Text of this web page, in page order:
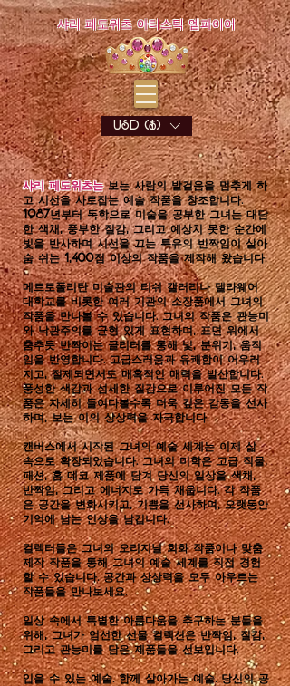
샤리 페도위츠 아티스틱 엠파이어
USD ($)
샤리 페도위츠는보는 사람의 발걸음을 멈추게 하
고 시선을 사로잡는 예술 작품을 창조합니다.
1987년부터 독학으로 미술을 공부한 그녀는 대담
한 색채, 풍부한 질감, 그리고 예상치 못한 순간에
빛을 반사하며 시선을 끄는 특유의 반짝임이 살아
숨 쉬는 1,400점 이상의 작품을 제작해 왔습니다.
메트로폴리탄 미술관의 티쉬 갤러리나 델라웨어
대학교를 비롯한 여러 기관의 소장품에서 그녀의
작품을 만나볼 수 있습니다. 그녀의 작품은 관능미
와 낙관주의를 균형 있게 표현하며, 표면 위에서
춤추듯 반짝이는 글리터를 통해 빛, 분위기, 움직
임을 반영합니다. 고급스러움과 유쾌함이 어우러
지고, 절제되면서도 매혹적인 매력을 발산합니다.
풍성한 색감과 섬세한 질감으로 이루어진 모든 작
품은 자세히 들여다볼수록 더욱 깊은 감동을 선사
하며, 보는 이의 상상력을 자극합니다.
캔버스에서 시작된 그녀의 예술 세계는 이제 삶
속으로 확장되었습니다. 그녀의 미학은 고급 직물,
패션, 홈 데코 제품에 담겨 당신의 일상을 색채,
반짝임, 그리고 에너지로 가득 채웁니다. 각 작품
은 공간을 변화시키고, 기쁨을 선사하며, 오랫동안
기억에 남는 인상을 남깁니다.
컬렉터들은 그녀의 오리지널 회화 작품이나 맞춤
제작 작품을 통해 그녀의 예술 세계를 직접 경험
할 수 있습니다. 공간과 상상력을 모두 아우르는
작품들을 만나보세요.
일상 속에서 특별한 아름다움을 추구하는 분들을
위해, 그녀가 엄선한 선물 컬렉션은 반짝임, 질감,
그리고 관능미를 담은 제품들을 선보입니다.
입을 수 있는 예술. 함께 살아가는 예술. 당신의 공